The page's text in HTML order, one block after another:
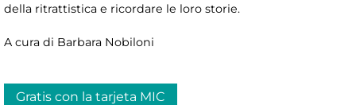
della ritrattistica e ricordare le loro storie.
A cura di Barbara Nobiloni
Gratis con la tarjeta MIC